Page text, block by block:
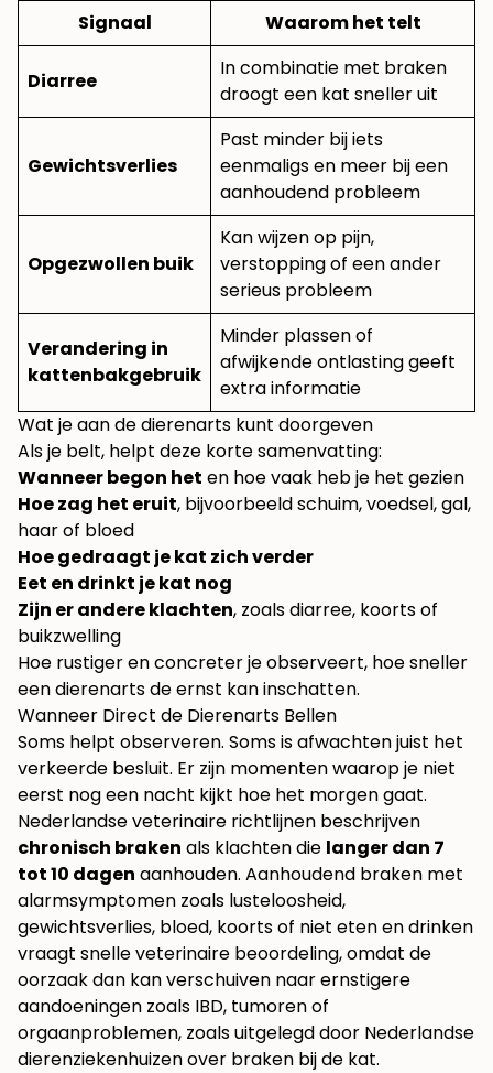
Signaal
Waarom het telt
Diarree
In combinatie met braken
droogt een kat sneller uit
Gewichtsverlies
Past minder bij iets
eenmaligs en meer bij een
aanhoudend probleem
Opgezwollen buik
Kan wijzen op pijn,
verstopping of een ander
serieus probleem
Verandering in
kattenbakgebruik
Minder plassen of
afwijkende ontlasting geeft
extra informatie
Wat je aan de dierenarts kunt doorgeven
Als je belt, helpt deze korte samenvatting:
Wanneer begon het en hoe vaak heb je het gezien
Hoe zag het eruit, bijvoorbeeld schuim, voedsel, gal,
haar of bloed
Hoe gedraagt je kat zich verder
Eet en drinkt je kat nog
Zijn er andere klachten, zoals diarree, koorts of
buikzwelling
Hoe rustiger en concreter je observeert, hoe sneller
een dierenarts de ernst kan inschatten.
Wanneer Direct de Dierenarts Bellen
Soms helpt observeren. Soms is afwachten juist het
verkeerde besluit. Er zijn momenten waarop je niet
eerst nog een nacht kijkt hoe het morgen gaat.
Nederlandse veterinaire richtlijnen beschrijven
chronisch braken als klachten die langer dan 7
tot 10 dagen aanhouden. Aanhoudend braken met
alarmsymptomen zoals lusteloosheid,
gewichtsverlies, bloed, koorts of niet eten en drinken
vraagt snelle veterinaire beoordeling, omdat de
oorzaak dan kan verschuiven naar ernstigere
aandoeningen zoals IBD, tumoren of
orgaanproblemen, zoals uitgelegd door Nederlandse
dierenziekenhuizen over braken bij de kat.